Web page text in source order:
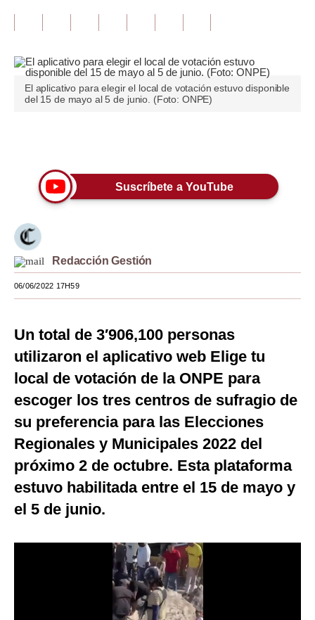
Finanzas Personales
Plus G
Opinión
Blogs
Lujo
Viajes
Mundo
EEUU
México
España
Internacional
Tecnología
Club del Suscriptor
El aplicativo para elegir el local de votación estuvo disponible
del 15 de mayo al 5 de junio. (Foto: ONPE)
Suscríbete a YouTube
Redacción Gestión
06/06/2022 17H59
Un total de 3′906,100 personas
utilizaron el aplicativo web Elige tu
local de votación de la ONPE para
escoger los tres centros de sufragio de
su preferencia para las Elecciones
Regionales y Municipales 2022 del
próximo 2 de octubre. Esta plataforma
estuvo habilitada entre el 15 de mayo y
el 5 de junio.